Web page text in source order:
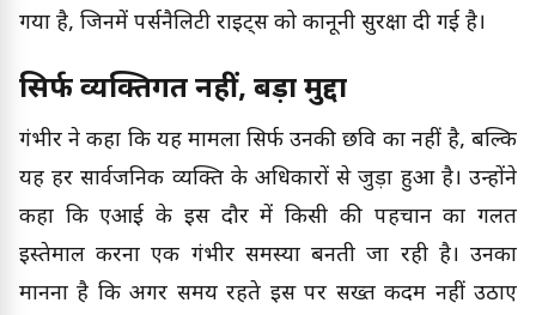
गया है, जिनमें पर्सनैलिटी राइट्स को कानूनी सुरक्षा दी गई है।
सिर्फ व्यक्तिगत नहीं, बड़ा मुद्दा
गंभीर ने कहा कि यह मामला सिर्फ उनकी छवि का नहीं है, बल्कि
यह हर सार्वजनिक व्यक्ति के अधिकारों से जुड़ा हुआ है। उन्होंने
कहा कि एआई के इस दौर में किसी की पहचान का गलत
इस्तेमाल करना एक गंभीर समस्या बनती जा रही है। उनका
मानना है कि अगर समय रहते इस पर सख्त कदम नहीं उठाए